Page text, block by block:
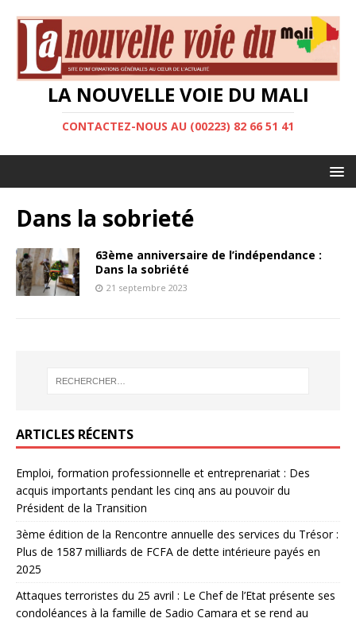
LA NOUVELLE VOIE DU MALI
CONTACTEZ-NOUS AU (00223) 82 66 51 41
Dans la sobrieté
63ème anniversaire de l’indépendance :
Dans la sobriété
21 septembre 2023
ARTICLES RÉCENTS
Emploi, formation professionnelle et entreprenariat : Des
acquis importants pendant les cinq ans au pouvoir du
Président de la Transition
3ème édition de la Rencontre annuelle des services du Trésor :
Plus de 1587 milliards de FCFA de dette intérieure payés en
2025
Attaques terroristes du 25 avril : Le Chef de l’Etat présente ses
condoléances à la famille de Sadio Camara et se rend au